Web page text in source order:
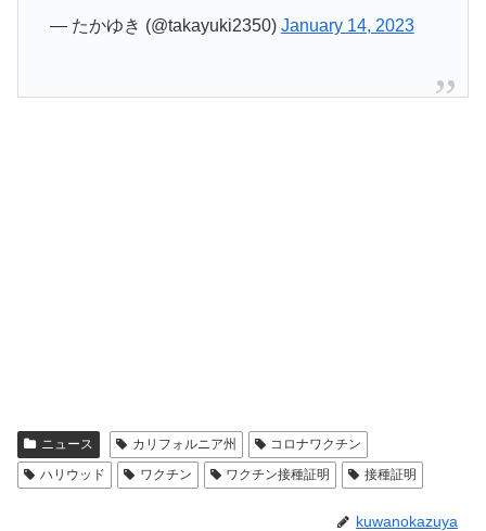
— たかゆき (@takayuki2350) January 14, 2023
ニュース カリフォルニア州
コロナワクチン
ハリウッド
ワクチン ワクチン接種証明 接種証明
kuwanokazuya